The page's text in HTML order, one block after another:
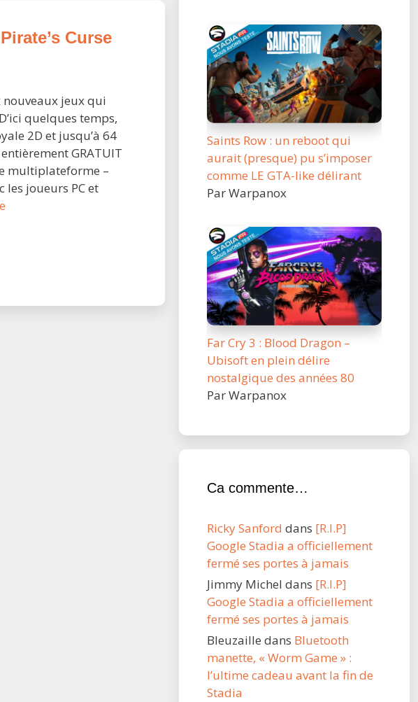
Curse
nouveaux jeux qui
quelques temps,
2D et jusqu’à 64
GRATUIT
multiplateforme –
les joueurs PC et
Bientôt
Royale
Saints Row : un reboot qui
aurait (presque) pu s’imposer
comme LE GTA-like délirant
Par Warpanox
Far Cry 3 : Blood Dragon –
Ubisoft en plein délire
nostalgique des années 80
Par Warpanox
Ca commente…
Ricky Sanford dans [R.I.P]
Google Stadia a officiellement
fermé ses portes à jamais
Jimmy Michel dans [R.I.P]
Google Stadia a officiellement
fermé ses portes à jamais
Bleuzaille dans Bluetooth
manette, « Worm Game » :
l’ultime cadeau avant la fin de
Stadia